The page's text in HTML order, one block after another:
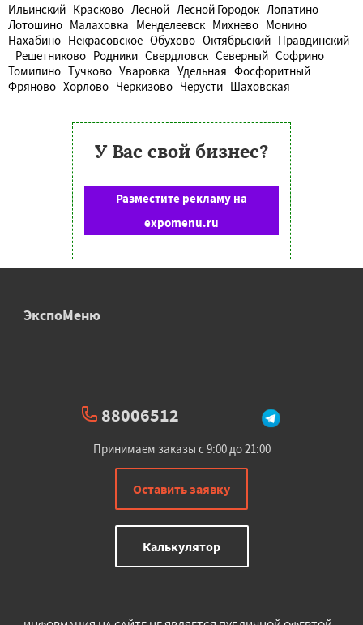
Ильинский Красково Лесной Лесной Городок Лопатино
Лотошино Малаховка Менделеевск Михнево Монино
Нахабино Некрасовское Обухово Октябрьский Правдинский
Решетниково Родники Свердловск Северный Софрино
Томилино Тучково Уваровка Удельная Фосфоритный
Фряново Хорлово Черкизово Черусти Шаховская
У Вас свой бизнес?
Разместите рекламу на
expomenu.ru
ЭкспоМеню
88006512
Принимаем заказы с 9:00 до 21:00
Оставить заявку
Калькулятор